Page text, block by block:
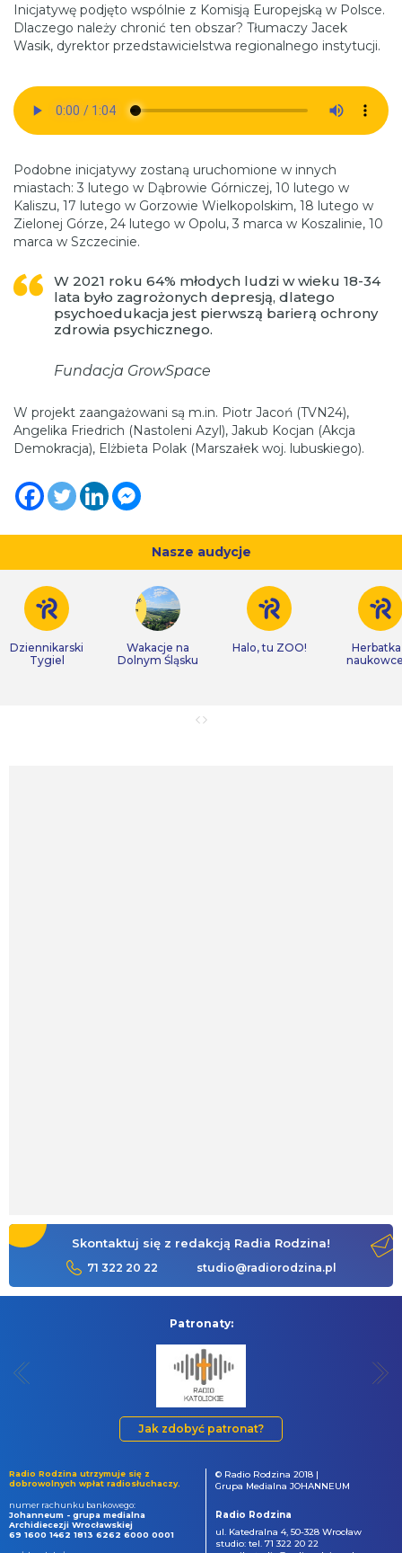
Inicjatywę podjęto wspólnie z Komisją Europejską w Polsce.
Dlaczego należy chronić ten obszar? Tłumaczy Jacek
Wasik, dyrektor przedstawicielstwa regionalnego instytucji.
Podobne inicjatywy zostaną uruchomione w innych
miastach: 3 lutego w Dąbrowie Górniczej, 10 lutego w
Kaliszu, 17 lutego w Gorzowie Wielkopolskim, 18 lutego w
Zielonej Górze, 24 lutego w Opolu, 3 marca w Koszalinie, 10
marca w Szczecinie.
W 2021 roku 64% młodych ludzi w wieku 18-34
lata było zagrożonych depresją, dlatego
psychoedukacja jest pierwszą barierą ochrony
zdrowia psychicznego.
Fundacja GrowSpace
W projekt zaangażowani są m.in. Piotr Jacoń (TVN24),
Angelika Friedrich (Nastoleni Azyl), Jakub Kocjan (Akcja
Demokracja), Elżbieta Polak (Marszałek woj. lubuskiego).
Nasze audycje
Dziennikarski
Tygiel
Wakacje na
Dolnym Śląsku
Halo, tu ZOO!
Skontaktuj się z redakcją Radia Rodzina!
71 322 20 22 studio@radiorodzina.pl
Patronaty:
Jak zdobyć patronat?
Radio Rodzina utrzymuje się z
dobrowolnych wpłat radiosłuchaczy.
numer rachunku bankowego:
Johanneum - grupa medialna
Archidiecezji Wrocławskiej
69 1600 1462 1813 6262 6000 0001
© Radio Rodzina 2018 |
Grupa Medialna JOHANNEUM
Radio Rodzina
ul. Katedralna 4, 50-328 Wrocław
studio: tel. 71 322 20 22